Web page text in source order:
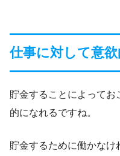
仕事に対して意
貯金することによってお
的になれるですね。
貯金するために働かなけ